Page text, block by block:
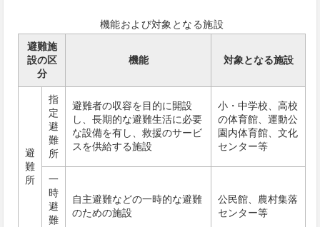
機能および対象となる施設
避難施
設の区
分
機能 対象となる施設
避
難
所
指
定
避
難
所
避難者の収容を目的に開設
し、長期的な避難生活に必要
な設備を有し、救援のサービ
スを供給する施設
小・中学校、高校
の体育館、運動公
園内体育館、文化
センター等
一
時
避
難
自主避難などの一時的な避難
のための施設
公民館、農村集落
センター等